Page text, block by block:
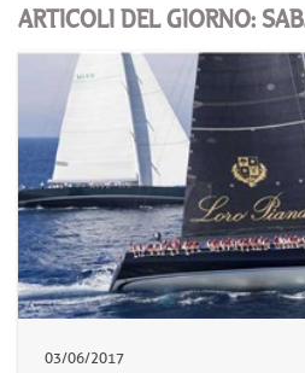
ARTICOLI DEL GIORNO:
03/06/2017